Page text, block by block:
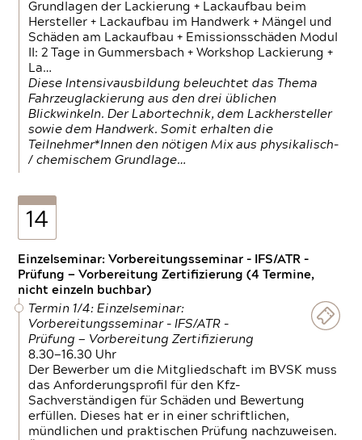
Grundlagen der Lackierung + Lackaufbau beim
Hersteller + Lackaufbau im Handwerk + Mängel und
Schäden am Lackaufbau + Emissionsschäden Modul
II: 2 Tage in Gummersbach + Workshop Lackierung +
La…
Diese Intensivausbildung beleuchtet das Thema
Fahrzeuglackierung aus den drei üblichen
Blickwinkeln. Der Labortechnik, dem Lackhersteller
sowie dem Handwerk. Somit erhalten die
Teilnehmer*Innen den nötigen Mix aus physikalisch-
/ chemischem Grundlage…
14
Einzelseminar: Vorbereitungsseminar - IFS/ATR -
Prüfung — Vorbereitung Zertifizierung (4 Termine,
nicht einzeln buchbar)
Termin 1/4: Einzelseminar:
Vorbereitungsseminar - IFS/ATR -
Prüfung — Vorbereitung Zertifizierung
8.30—16.30 Uhr
Der Bewerber um die Mitgliedschaft im BVSK muss
das Anforderungsprofil für den Kfz-
Sachverständigen für Schäden und Bewertung
erfüllen. Dieses hat er in einer schriftlichen,
mündlichen und praktischen Prüfung nachzuweisen.